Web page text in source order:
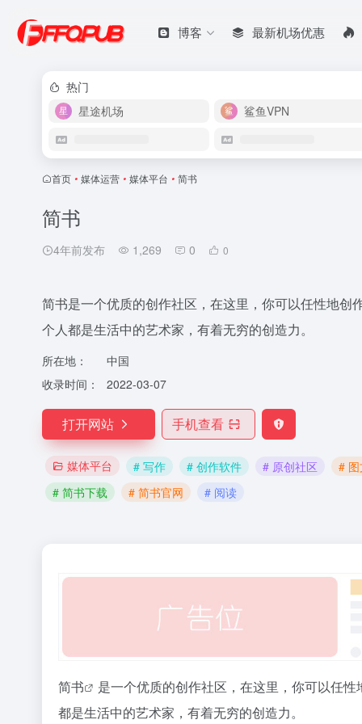
博客 最新机场优惠
热门
星途机场
鲨鱼VPN
首页 • 媒体运营 • 媒体平台 • 简书
简书
4年前发布 1,269 0 0
简书是一个优质的创作社区，在这里，你可以任性地
个人都是生活中的艺术家，有着无穷的创造力。
所在地：
中国
收录时间：
2022-03-07
打开网站 手机查看
媒体平台 # 写作 # 创作软件 # 原创社区
#
# 简书下载
# 简书官网 # 阅读
简书
是一个优质的创作社区，在这里，你可以任
都是生活中的艺术家，有着无穷的创造力。